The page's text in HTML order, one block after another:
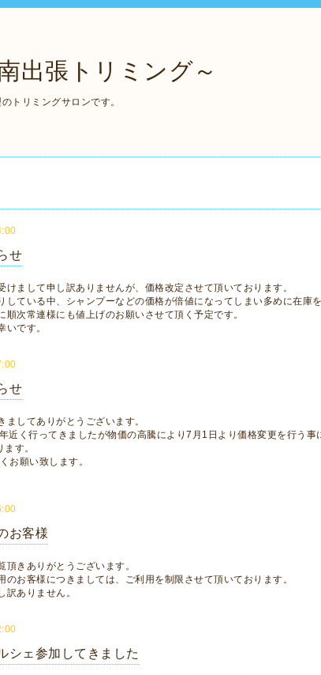
出張トリミング～
トリミングサロンです。
せ
けまして申し訳ありませんが、価格改定させて頂いております。
している中、シャンプーなどの価格が倍値になってしまい多めに在庫
順次常連様にも値上げのお願いさせて頂く予定です。
いです。
せ
ましてありがとうございます。
近く行ってきましたが物価の高騰により7月1日より価格変更を行う事
す。
お願い致します。
お客様
頂きありがとうございます。
のお客様につきましては、ご利用を制限させて頂いております。
訳ありません。
シェ参加してきました